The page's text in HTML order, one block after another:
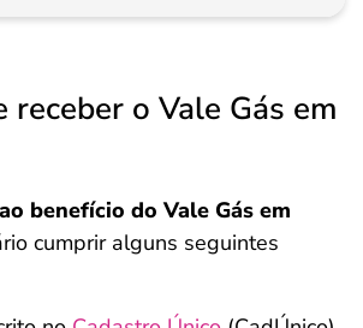
receber o Vale Gás em
benefício do Vale Gás em
cumprir alguns seguintes